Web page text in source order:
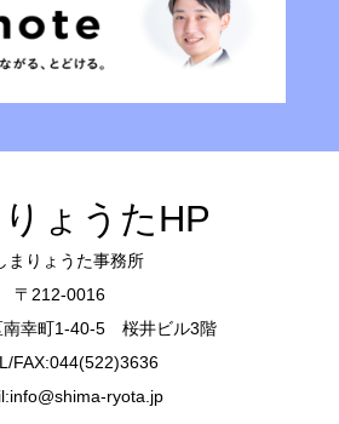
ょうたHP
まりょうた事務所
〒212-0016
南幸町1-40-5 桜井ビル3階
FAX:044(522)3636
ryota.jp